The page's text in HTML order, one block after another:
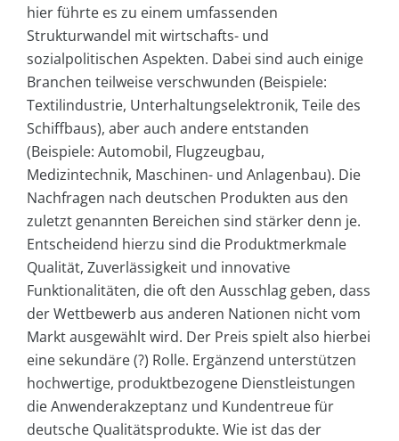
hier führte es zu einem umfassenden
Strukturwandel mit wirtschafts- und
sozialpolitischen Aspekten. Dabei sind auch einige
Branchen teilweise verschwunden (Beispiele:
Textilindustrie, Unterhaltungselektronik, Teile des
Schiffbaus), aber auch andere entstanden
(Beispiele: Automobil, Flugzeugbau,
Medizintechnik, Maschinen- und Anlagenbau). Die
Nachfragen nach deutschen Produkten aus den
zuletzt genannten Bereichen sind stärker denn je.
Entscheidend hierzu sind die Produktmerkmale
Qualität, Zuverlässigkeit und innovative
Funktionalitäten, die oft den Ausschlag geben, dass
der Wettbewerb aus anderen Nationen nicht vom
Markt ausgewählt wird. Der Preis spielt also hierbei
eine sekundäre (?) Rolle. Ergänzend unterstützen
hochwertige, produktbezogene Dienstleistungen
die Anwenderakzeptanz und Kundentreue für
deutsche Qualitätsprodukte. Wie ist das der